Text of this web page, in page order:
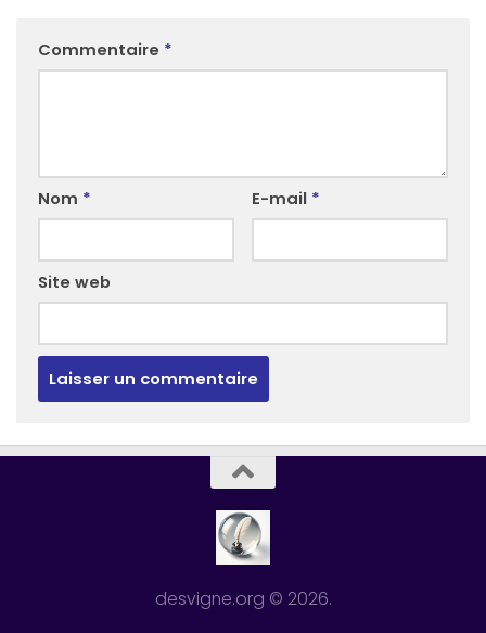
Commentaire *
Nom * E-mail *
Site web
desvigne.org © 2026.